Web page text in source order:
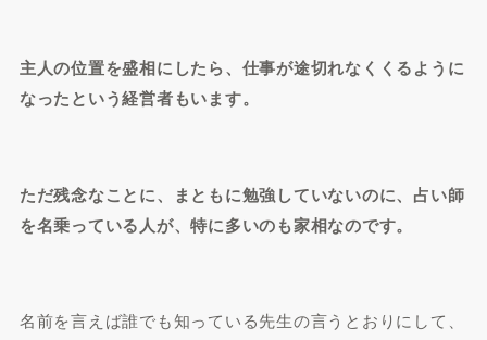
主人の位置を盛相にしたら、仕事が途切れなくくるように
なったという経営者もいます。
ただ残念なことに、まともに勉強していないのに、占い師
を名乗っている人が、特に多いのも家相なのです。
名前を言えば誰でも知っている先生の言うとおりにして、